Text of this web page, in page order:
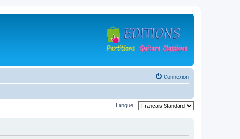
Connexion
Langue :